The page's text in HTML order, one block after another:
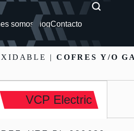
somos BlogContacto
| COFRES Y/O
VCP Electric